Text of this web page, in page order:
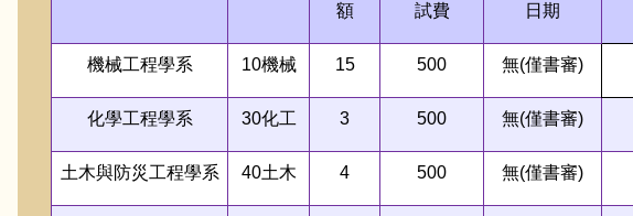
額 試費 日期
機械工程學系 10機械 15 500 無(僅書審)
化學工程學系 30化工 3 500 無(僅書審)
土木與防災工程學系 40土木 4 500 無(僅書審)